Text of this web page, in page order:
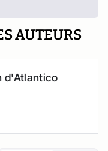
AUTEURS
d'Atlantico